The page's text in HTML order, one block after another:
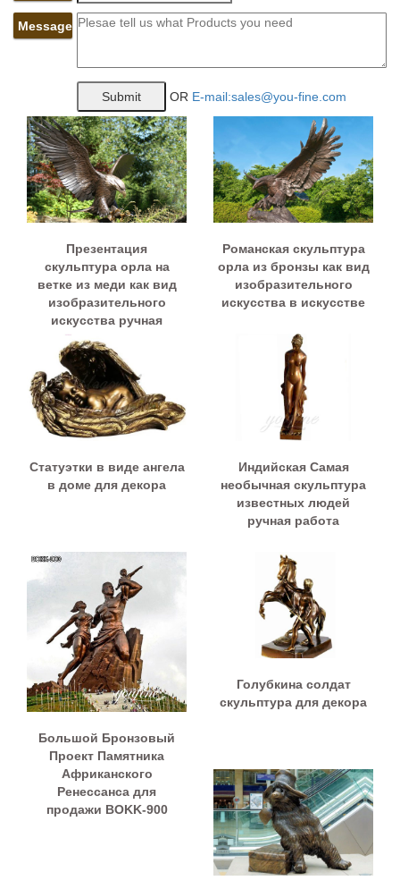
Message
OR E-mail:sales@you-fine.com
Презентация
скульптура орла на
ветке из меди как вид
изобразительного
искусства ручная
работа
Романская скульптура
орла из бронзы как вид
изобразительного
искусства в искусстве
Статуэтки в виде ангела
в доме для декора
Индийская Самая
необычная скульптура
известных людей
ручная работа
Большой Бронзовый
Проект Памятника
Африканского
Ренессанса для
продажи BOKK-900
Голубкина солдат
скульптура для декора